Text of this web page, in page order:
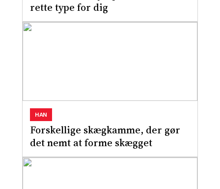
rette type for dig
Forskellige skægkamme, der gør
det nemt at forme skægget
HAN